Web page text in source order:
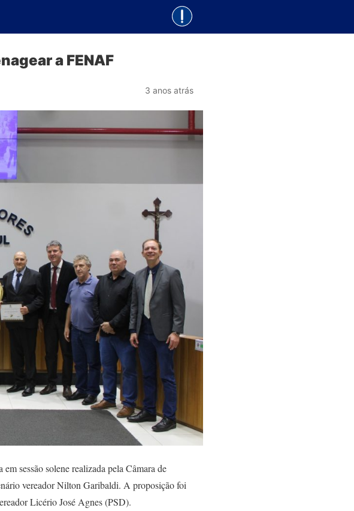
a FENAF
3 anos atrás
sessão solene realizada pela Câmara de
vereador Nilton Garibaldi. A proposição foi
Licério José Agnes (PSD).